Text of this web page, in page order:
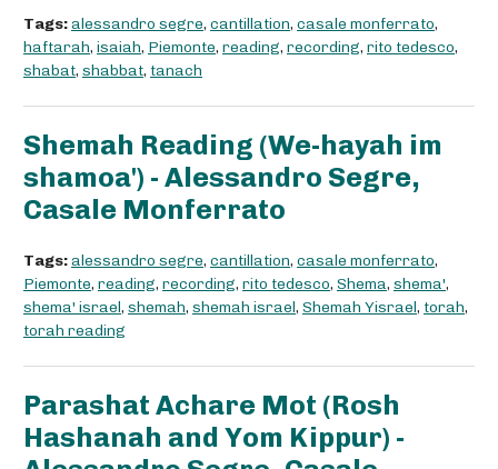
Tags:alessandro segre, cantillation, casale monferrato,
haftarah, isaiah, Piemonte, reading, recording, rito tedesco,
shabat, shabbat, tanach
Shemah Reading (We-hayah im
shamoa') - Alessandro Segre,
Casale Monferrato
Tags:alessandro segre, cantillation, casale monferrato,
Piemonte, reading, recording, rito tedesco, Shema, shema',
shema' israel, shemah, shemah israel, Shemah Yisrael, torah,
torah reading
Parashat Achare Mot (Rosh
Hashanah and Yom Kippur) -